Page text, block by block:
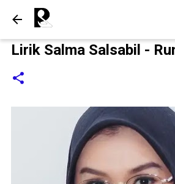
Lirik Salma Salsabil -